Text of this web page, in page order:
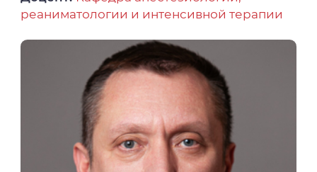
реаниматологии и интенсивной терапии